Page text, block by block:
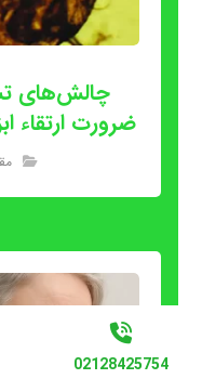
چالش‌های
ضرورت ارتقاء
02128425754